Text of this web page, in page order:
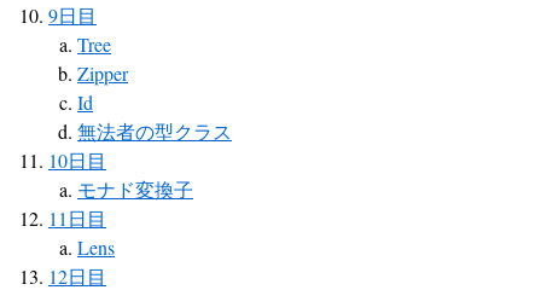
9日目
Tree
Zipper
Id
無法者の型クラス
10日目
モナド変換子
11日目
Lens
12日目